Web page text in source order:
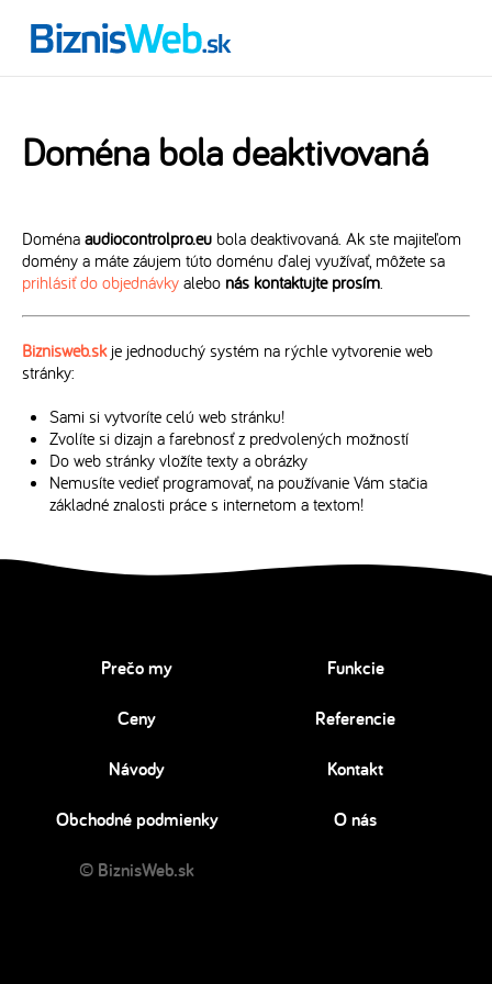
Doména bola deaktivovaná
Doména audiocontrolpro.eu bola deaktivovaná. Ak ste majiteľom
domény a máte záujem túto doménu ďalej využívať, môžete sa
prihlásiť do objednávky alebo nás kontaktujte prosím.
Biznisweb.skje jednoduchý systém na rýchle vytvorenie web
stránky:
Sami si vytvoríte celú web stránku!
Zvolíte si dizajn a farebnosť z predvolených možností
Do web stránky vložíte texty a obrázky
Nemusíte vedieť programovať, na používanie Vám stačia
základné znalosti práce s internetom a textom!
Prečo my Funkcie
Ceny Referencie
Návody Kontakt
Obchodné podmienky O nás
© BiznisWeb.sk